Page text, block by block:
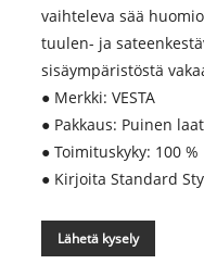
vaihteleva sää
tuulen- ja
sisäympäristöstä
● Merkki: VESTA
● Pakkaus: Puinen
● Toimituskyky: 100 %
● Kirjoita Standard
Lähetä kysely